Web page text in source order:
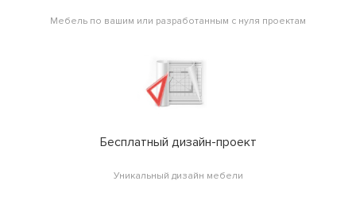
Мебель по вашим или разработанным с нуля проектам
Бесплатный дизайн-проект
Уникальный дизайн мебели